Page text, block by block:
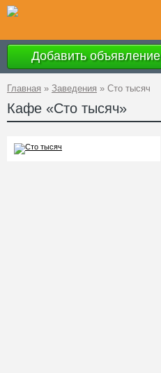
Добавить объявление
Главная » Заведения » Сто тысяч
Кафе «Сто тысяч»